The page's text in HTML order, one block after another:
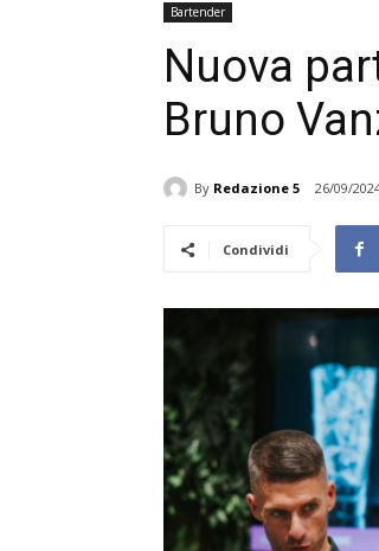
Bartender
Nuova
Bruno
By Redazione 5 26/09/
Condividi